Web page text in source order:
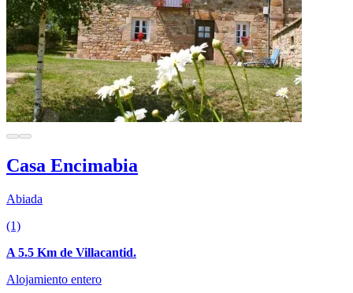
Casa Encimabia
Abiada
(1)
A 5.5 Km de Villacantid.
Alojamiento entero